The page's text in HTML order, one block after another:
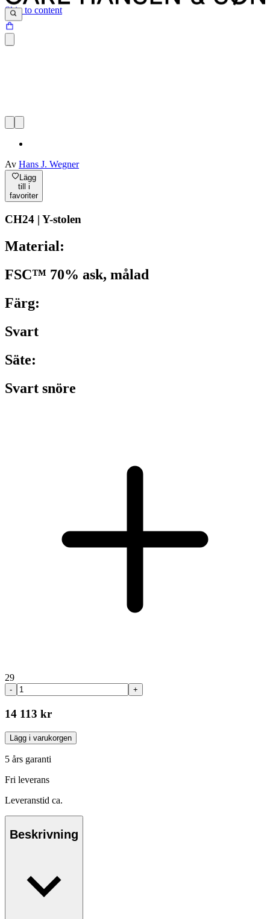
Skip to content
Av Hans J. Wegner
Lägg
till i
favoriter
CH24 | Y-stolen
Material:
FSC™ 70% ask, målad
Färg:
Svart
Säte:
Svart snöre
29
- +
14 113 kr
Lägg i varukorgen
5 års garanti
Fri leverans
Leveranstid ca.
Beskrivning